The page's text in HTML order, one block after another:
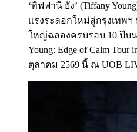
‘ทิฟฟานี ยัง’ (Tiffany
แรงระลอกใหม่สู่กรุงเทพฯ
ใหญ่ฉลองครบรอบ 10 ปีบ
Young: Edge of Calm
ตุลาคม 2569 นี้ ณ UOB